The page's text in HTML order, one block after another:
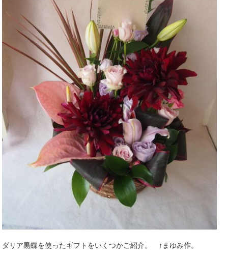
ダリア黒蝶を使ったギフトをいくつかご紹介。 ↑まゆみ作。